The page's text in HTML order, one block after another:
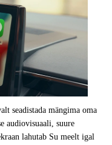
seadistada mängima oma
audiovisuaali, suure
lahutab Su meelt igal